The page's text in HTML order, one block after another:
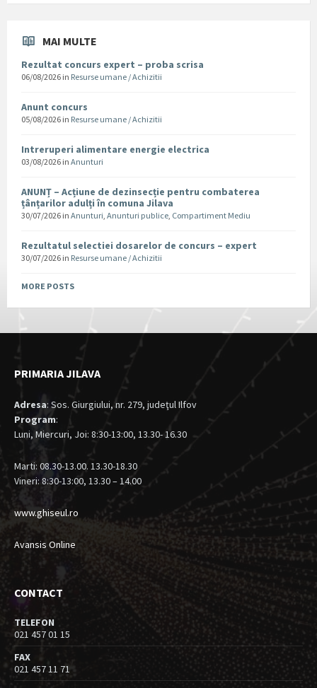
MAI MULTE
Rezultat concurs expert – proba scrisa
06/08/2026 in Resurse umane / Achizitii
Anunt concurs
05/08/2026 in Resurse umane / Achizitii
Intreruperi alimentare energie electrica
03/08/2026 in Anunturi
ANUNȚ – Acțiune de dezinsecție pentru combaterea
țânțarilor adulți în comuna Jilava
30/07/2026 in Anunturi, Anunturi publice, Compartiment Mediu
Rezultatul selectiei dosarelor de concurs – expert
30/07/2026 in Resurse umane / Achizitii
MORE POSTS
PRIMARIA JILAVA
Adresa: Sos. Giurgiului, nr. 279, judeţul Ilfov
Program:
Luni, Miercuri, Joi: 8:30-13:00, 13.30- 16.30
Marti: 08.30-13.00. 13.30-18.30
Vineri: 8:30-13:00, 13.30 – 14.00
www.ghiseul.ro
Avansis Online
CONTACT
TELEFON
021 457 01 15
FAX
021 457 11 71